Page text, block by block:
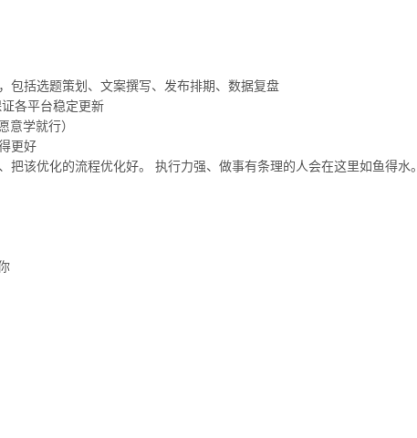
包括选题策划、文案撰写、发布排期、数据复盘
各平台稳定更新
意学就行）
更好
该优化的流程优化好。 执行力强、做事有条理的人会在这里如鱼得水。